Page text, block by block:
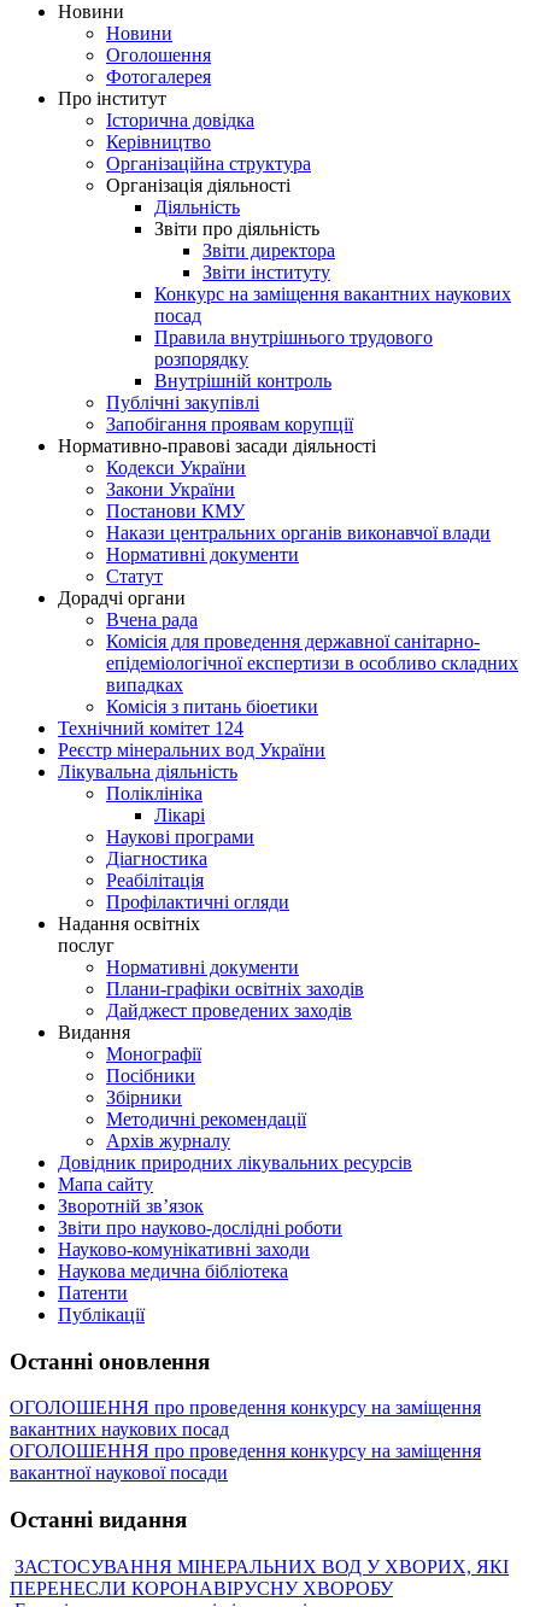
Новини
Новини
Оголошення
Фотогалерея
Про інститут
Історична довідка
Керівництво
Організаційна структура
Організація діяльності
Діяльність
Звіти про діяльність
Звіти директора
Звіти інституту
Конкурс на заміщення вакантних наукових
посад
Правила внутрішнього трудового
розпорядку
Внутрішній контроль
Публічні закупівлі
Запобігання проявам корупції
Нормативно-правові засади діяльності
Кодекси України
Закони України
Постанови КМУ
Накази центральних органів виконавчої влади
Нормативні документи
Статут
Дорадчі органи
Вчена рада
Комісія для проведення державної санітарно-
епідеміологічної експертизи в особливо складних
випадках
Комісія з питань біоетики
Технічний комітет 124
Реєстр мінеральних вод України
Лікувальна діяльність
Поліклініка
Лікарі
Наукові програми
Діагностика
Реабілітація
Профілактичні огляди
Надання освітніх
послуг
Нормативні документи
Плани-графіки освітніх заходів
Дайджест проведених заходів
Видання
Монографії
Посібники
Збірники
Методичні рекомендації
Архів журналу
Довідник природних лікувальних ресурсів
Мапа сайту
Зворотній зв’язок
Звіти про науково-дослідні роботи
Науково-комунікативні заходи
Наукова медична бібліотека
Патенти
Публікації
Останні оновлення
ОГОЛОШЕННЯ про проведення конкурсу на заміщення
вакантних наукових посад
ОГОЛОШЕННЯ про проведення конкурсу на заміщення
вакантної наукової посади
Останні видання
ЗАСТОСУВАННЯ МІНЕРАЛЬНИХ ВОД У ХВОРИХ, ЯКІ
ПЕРЕНЕСЛИ КОРОНАВІРУСНУ ХВОРОБУ